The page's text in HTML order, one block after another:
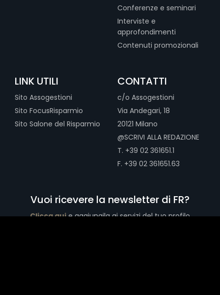
Conferenze e seminari
Interviste e
approfondimenti
Contenuti promozionali
LINK UTILI
Sito Assogestioni
Sito FocusRisparmio
Sito Salone del Risparmio
CONTATTI
c/o Assogestioni
Via Andegari, 18
20121 Milano
@SCRIVI ALLA REDAZIONE
T. +39 02 361651.1
F. +39 02 361651.63
Vuoi ricevere la newsletter di FR?
Clicca quie aggiungila ai servizi del tuo profilo